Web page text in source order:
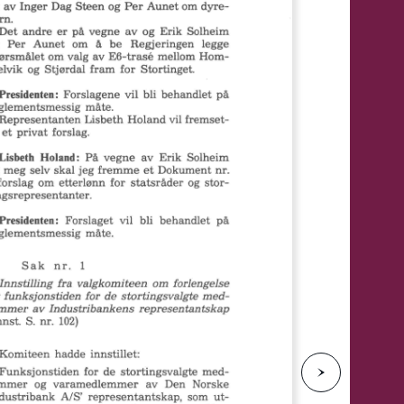
N
e
s
t
e
s
i
d
e